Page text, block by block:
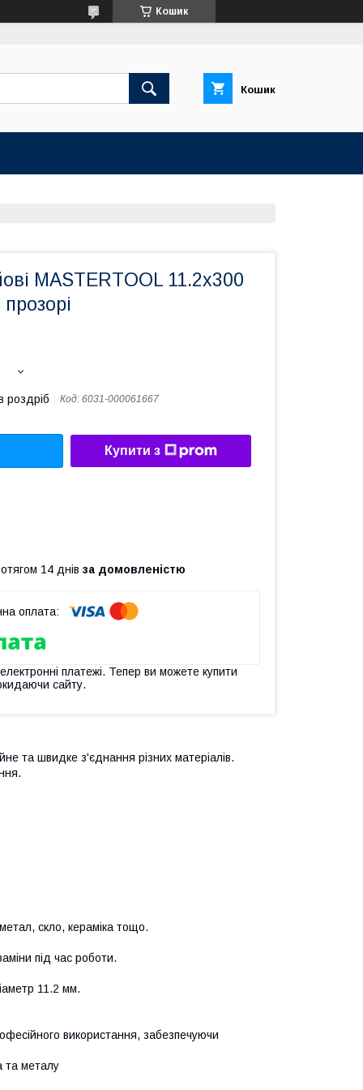
Кошик
Кошик
MASTERTOOL 11.2х300
роздріб Код: 6031-000061667
Купити з
14 днів за домовленістю
платежі. Тепер ви можете купити
сайту.
та швидке з'єднання різних матеріалів.
скло, кераміка тощо.
під час роботи.
11.2 мм.
використання, забезпечуючи
та металу